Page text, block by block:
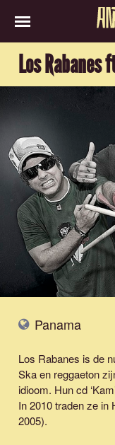
Los Rabanes
Panama
Los Rabanes is de
Ska en reggaeton
idioom. Hun cd
In 2010 traden ze in
2005).